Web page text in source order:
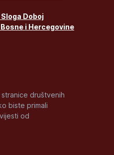
Doboj
i Hercegovine
društvenih
biste primali
od